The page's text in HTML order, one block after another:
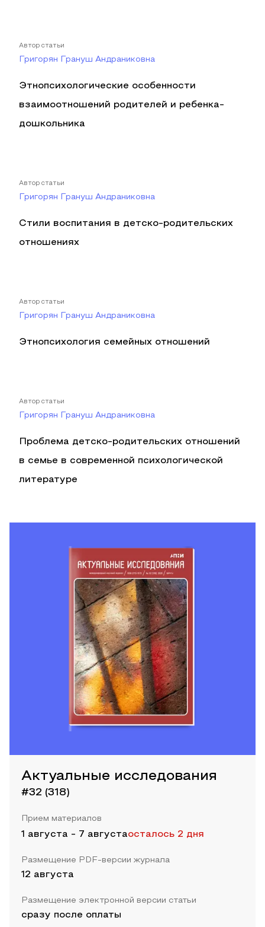
Автор статьи
Григорян Грануш Андраниковна
Этнопсихологические особенности
взаимоотношений родителей и ребенка-
дошкольника
Автор статьи
Григорян Грануш Андраниковна
Стили воспитания в детско-родительских
отношениях
Автор статьи
Григорян Грануш Андраниковна
Этнопсихология семейных отношений
Автор статьи
Григорян Грануш Андраниковна
Проблема детско-родительских отношений
в семье в современной психологической
литературе
Актуальные исследования
#32 (318)
Прием материалов
1 августа - 7 августаосталось 2 дня
Размещение PDF-версии журнала
12 августа
Размещение электронной версии статьи
сразу после оплаты